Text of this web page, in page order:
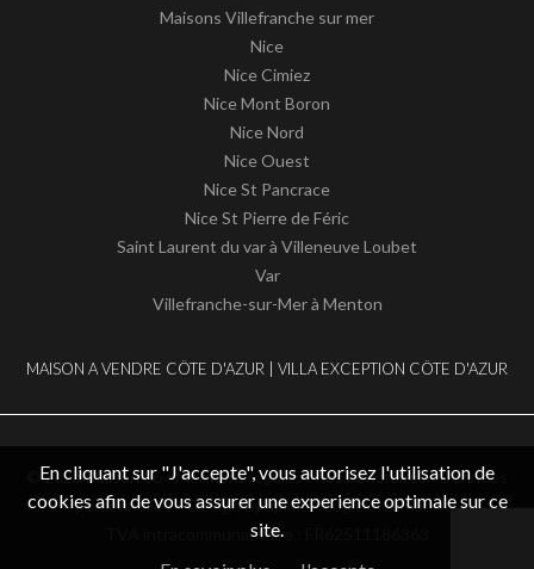
MAISON A VENDRE CÔTE D'AZUR | VILLA EXCEPTION CÔTE D'AZUR
Maisons Villefranche sur mer
Nice
Nice Cimiez
Nice Mont Boron
Nice Nord
Nice Ouest
Nice St Pancrace
Nice St Pierre de Féric
Saint Laurent du var à Villeneuve Loubet
Var
Villefranche-sur-Mer à Menton
© 2026 Maison 06 -Mentions légales / nos honoraires-Données
personnelles– Design byapimo™ Logiciel immobilier
TVA intracommunautaire : FR62511186363
En cliquant sur "J'accepte", vous autorisez l'utilisation de
cookies afin de vous assurer une experience optimale sur ce
site.